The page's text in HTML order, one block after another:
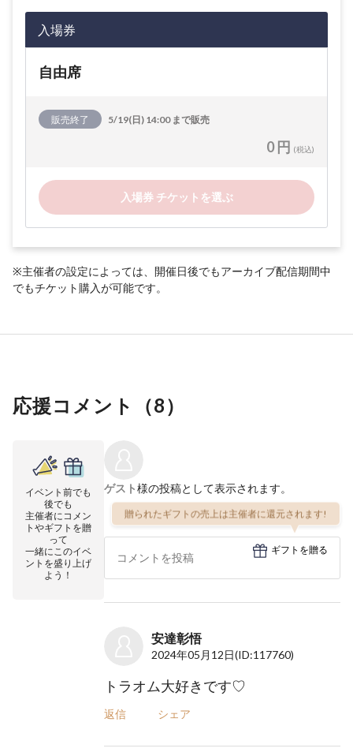
入場券
自由席
販売終了 5/19(日) 14:00 まで販売
0 円 (税込)
入場券 チケットを選ぶ
※主催者の設定によっては、開催日後でもアーカイブ配信期間中
でもチケット購入が可能です。
応援コメント（8）
イベント前でも
後でも
主催者にコメン
トやギフトを贈
って
一緒にこのイベ
ントを盛り上げ
よう！
ゲスト様の投稿として表示されます。
贈られたギフトの売上は主催者に還元されます!
ギフトを贈る
安達彰悟
2024年05月12日(ID:117760)
トラオム大好きです♡
返信 シェア